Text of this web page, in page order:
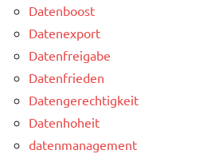
Datenboost
Datenexport
Datenfreigabe
Datenfrieden
Datengerechtigkeit
Datenhoheit
datenmanagement